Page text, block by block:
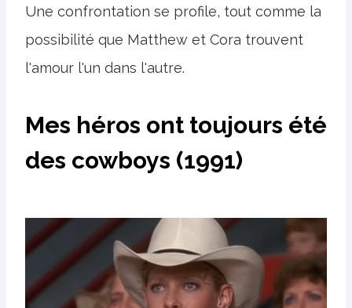
Une confrontation se profile, tout comme la
possibilité que Matthew et Cora trouvent
l'amour l'un dans l'autre.
Mes héros ont toujours été
des cowboys (1991)